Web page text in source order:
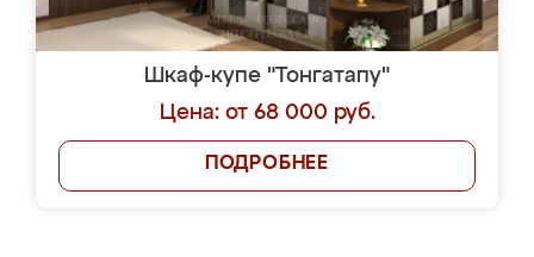
Шкаф-купе "Тонгатапу"
Цена: от 68 000 руб.
ПОДРОБНЕЕ